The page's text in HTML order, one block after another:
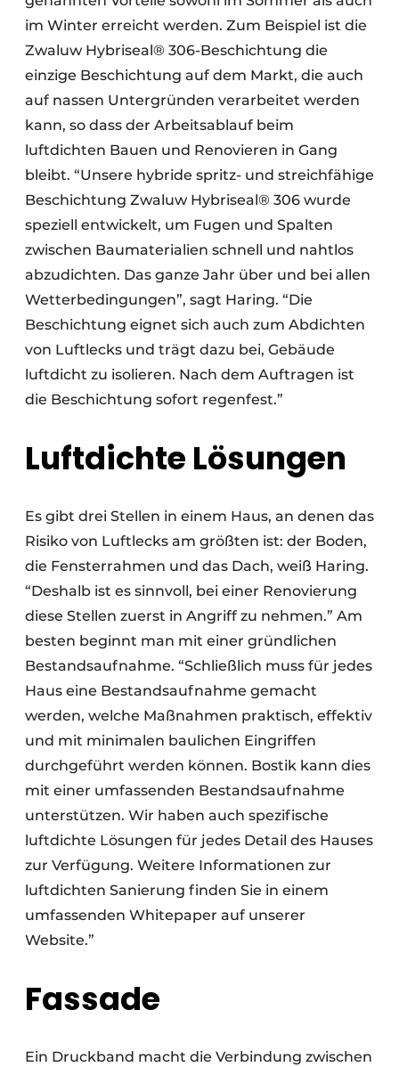
im Winter erreicht werden. Zum Beispiel ist die
Zwaluw Hybriseal® 306-Beschichtung die
einzige Beschichtung auf dem Markt, die auch
auf nassen Untergründen verarbeitet werden
kann, so dass der Arbeitsablauf beim
luftdichten Bauen und Renovieren in Gang
bleibt. “Unsere hybride spritz- und streichfähige
Beschichtung Zwaluw Hybriseal® 306 wurde
speziell entwickelt, um Fugen und Spalten
zwischen Baumaterialien schnell und nahtlos
abzudichten. Das ganze Jahr über und bei allen
Wetterbedingungen”, sagt Haring. “Die
Beschichtung eignet sich auch zum Abdichten
von Luftlecks und trägt dazu bei, Gebäude
luftdicht zu isolieren. Nach dem Auftragen ist
die Beschichtung sofort regenfest.”
Luftdichte Lösungen
Es gibt drei Stellen in einem Haus, an denen das
Risiko von Luftlecks am größten ist: der Boden,
die Fensterrahmen und das Dach, weiß Haring.
“Deshalb ist es sinnvoll, bei einer Renovierung
diese Stellen zuerst in Angriff zu nehmen.” Am
besten beginnt man mit einer gründlichen
Bestandsaufnahme. “Schließlich muss für jedes
Haus eine Bestandsaufnahme gemacht
werden, welche Maßnahmen praktisch, effektiv
und mit minimalen baulichen Eingriffen
durchgeführt werden können. Bostik kann dies
mit einer umfassenden Bestandsaufnahme
unterstützen. Wir haben auch spezifische
luftdichte Lösungen für jedes Detail des Hauses
zur Verfügung. Weitere Informationen zur
luftdichten Sanierung finden Sie in einem
umfassenden Whitepaper auf unserer
Website.”
Fassade
Ein Druckband macht die Verbindung zwischen